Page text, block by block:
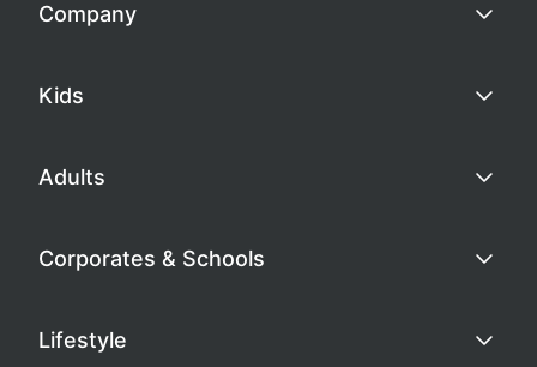
Company
Kids
Adults
Corporates & Schools
Lifestyle